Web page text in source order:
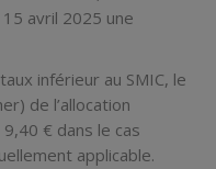
avril 2025 une
inférieur au SMIC, le
de l’allocation
€ dans le cas
applicable.